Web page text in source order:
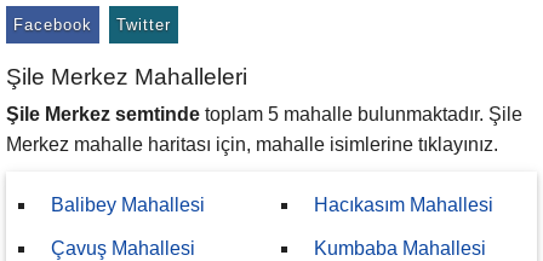
Facebook Twitter
Şile Merkez Mahalleleri
Şile Merkez semtinde toplam 5 mahalle bulunmaktadır. Şile
Merkez mahalle haritası için, mahalle isimlerine tıklayınız.
Balibey Mahallesi
Çavuş Mahallesi
Hacıkasım Mahallesi
Kumbaba Mahallesi